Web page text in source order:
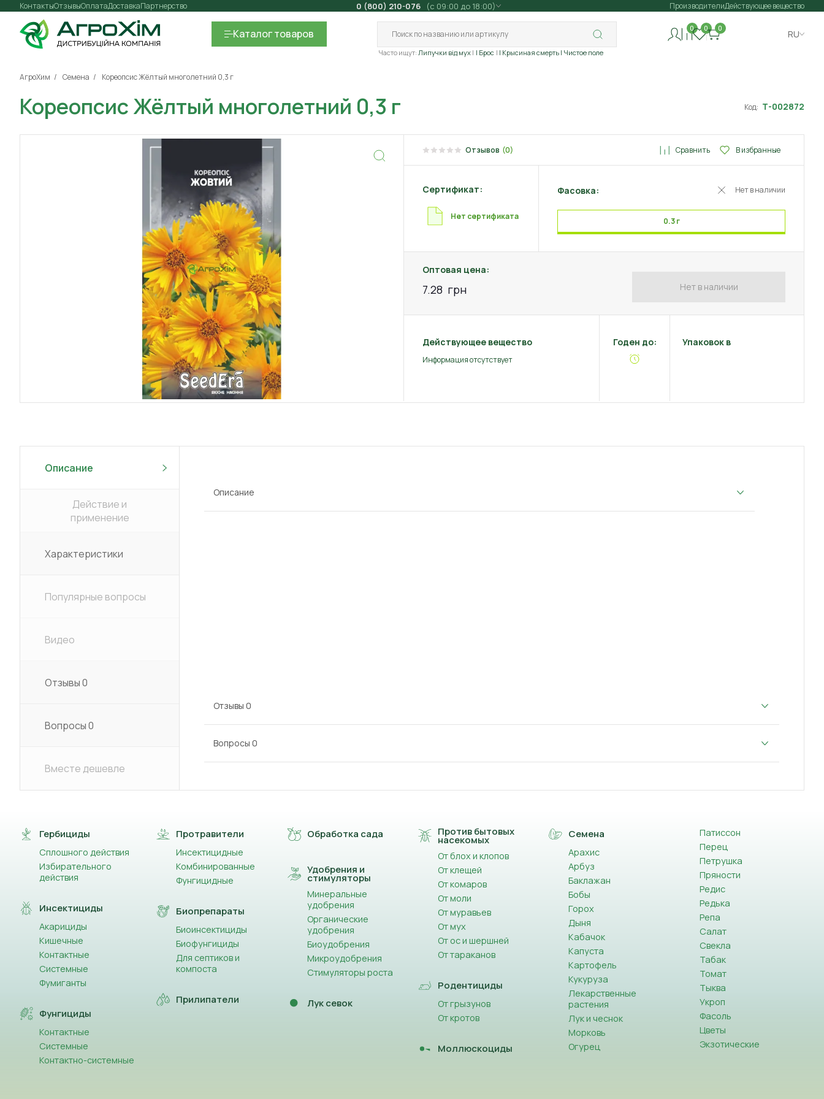
Контакты Оплата
Отзывы ДоставкаПартнерство 0 (800) 210-076 (с 09:00 до 18:00) ПроизводителиДействующее вещество
Каталогтоваров
Часто ищут: Липучки від мух | Брос | Крысиная смерть | Чистое поле
0 0 0
RU
АгроХим Семена Кореопсис Жёлтый многолетний 0,3 г
Кореопсис Жёлтый многолетний 0,3 г Код: Т-002872
Отзывов (0) Сравнить В избранные
Сертификат:
Нет сертификата
Фасовка: Нет в наличии
0.3 г
Оптовая цена:
7.28 грн Нет в наличии
Действующее вещество
Информация отсутствует
Годен до: Упаковок в
Описание
Действие и
применение
Характеристики
Популярные вопросы
Видео
Отзывы0
Вопросы0
Вместе дешевле
Описание
Отзывы 0
Вопросы 0
Гербициды
Сплошного действия
Избирательного
действия
Инсектициды
Акарициды
Кишечные
Контактные
Системные
Фумиганты
Фунгициды
Контактные
Системные
Контактно-системные
Протравители
Инсектицидные
Комбинированные
Фунгицидные
Биопрепараты
Биоинсектициды
Биофунгициды
Для септиков и
компоста
Прилипатели
Обработка сада
Удобрения и
стимуляторы
Минеральные
удобрения
Органические
удобрения
Биоудобрения
Микроудобрения
Стимуляторы роста
Лук севок
Против бытовых
насекомых
От блох и клопов
От клещей
От комаров
От моли
От муравьев
От мух
От ос и шершней
От тараканов
Родентициды
От грызунов
От кротов
Моллюскоциды
Семена
Арахис
Арбуз
Баклажан
Бобы
Горох
Дыня
Кабачок
Капуста
Картофель
Кукуруза
Лекарственные
растения
Лук и чеснок
Морковь
Огурец
Патиссон
Перец
Петрушка
Пряности
Редис
Редька
Репа
Салат
Свекла
Табак
Томат
Тыква
Укроп
Фасоль
Цветы
Экзотические